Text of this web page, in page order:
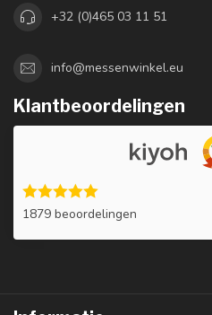
+32 (0)465 03 11 51
info@messenwinkel.eu
Klantbeoordelingen
1879 beoordelingen